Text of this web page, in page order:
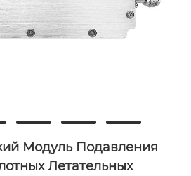
Модуль Подавления
Летательных